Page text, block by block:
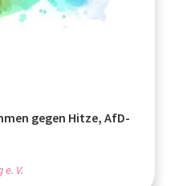
gegen Hitze, AfD-
V.